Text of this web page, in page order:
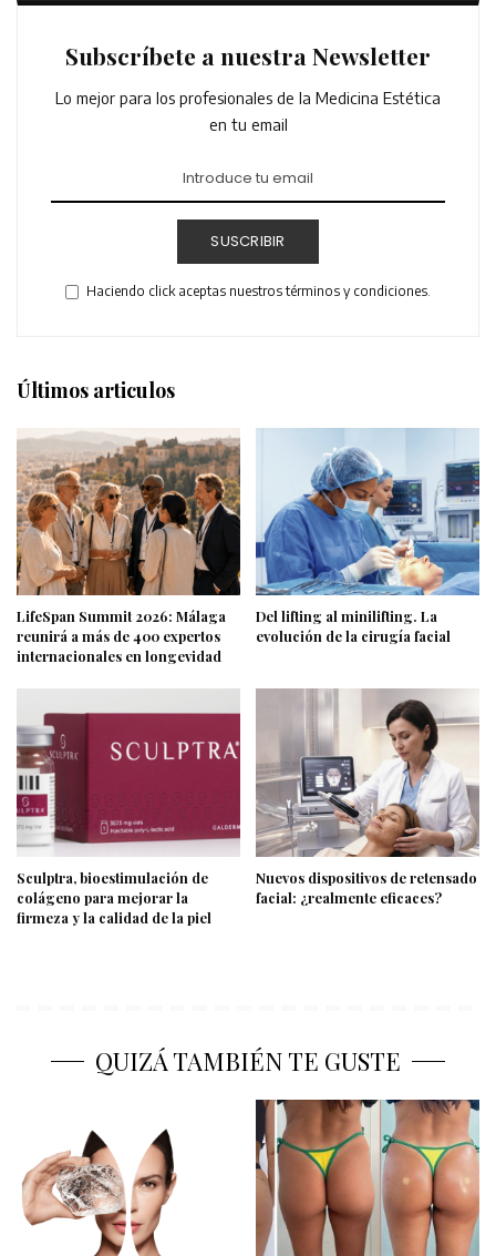
Subscríbete a nuestra Newsletter
Lo mejor para los profesionales de la Medicina Estética
en tu email
SUSCRIBIR
Haciendo click aceptas nuestros términos y condiciones.
Últimos articulos
LifeSpan Summit 2026: Málaga
reunirá a más de 400 expertos
internacionales en longevidad
Del lifting al minilifting. La
evolución de la cirugía facial
Sculptra, bioestimulación de
colágeno para mejorar la
firmeza y la calidad de la piel
Nuevos dispositivos de retensado
facial: ¿realmente eficaces?
QUIZÁ TAMBIÉN TE GUSTE